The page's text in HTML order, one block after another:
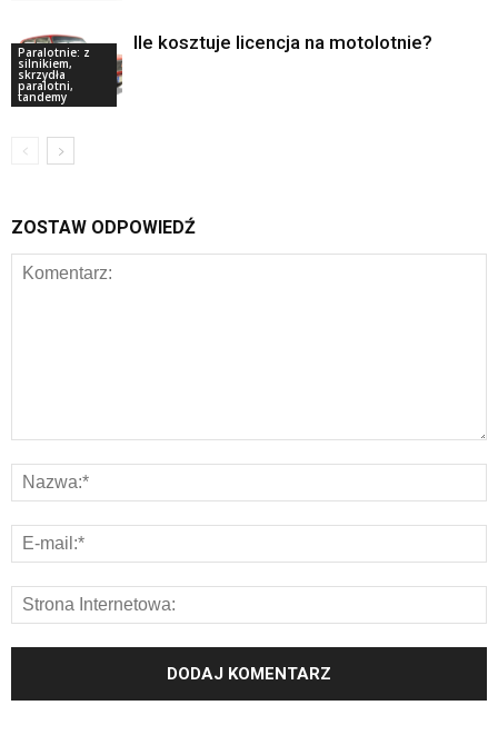
Paralotnie: z
silnikiem,
skrzydła
paralotni,
tandemy
Ile kosztuje licencja na motolotnie?
ZOSTAW ODPOWIEDŹ